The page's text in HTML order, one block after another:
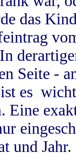
das
Seite -
es
Eine
und Jahr.